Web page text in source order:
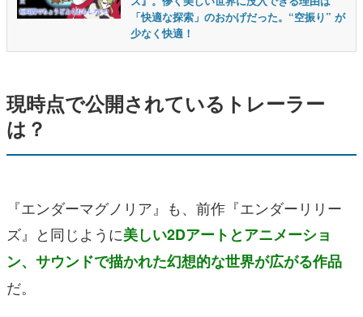
「快適な探索」のおかげだった。“空振り” が
少なく快適！
現時点で公開されているトレーラー
は？
『エンダーマグノリア』も、前作『エンダーリリー
ズ』と同じように美しい2Dアートとアニメーショ
ン、サウンドで描かれた幻想的な世界が広がる作品
だ。